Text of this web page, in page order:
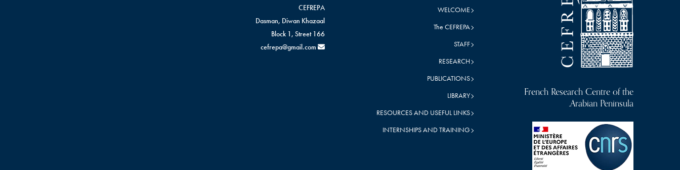
French Research Centre of the
Arabian Peninsula.
WELCOME
The CEFREPA
STAFF
RESEARCH
PUBLICATIONS
LIBRARY
RESOURCES AND USEFUL LINKS
INTERNSHIPS AND TRAINING
CEFREPA
Dasman, Diwan Khazaal
Block 1, Street 166
cefrepa@gmail.com